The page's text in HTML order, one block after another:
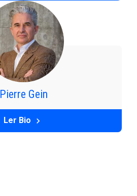
Ler Bio keyboard_arrow_right
Pierre Gein